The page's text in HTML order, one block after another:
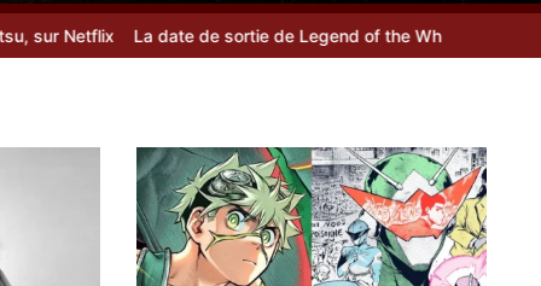
La date de sortie de Legend of the White Dragon dévoilée
10 juillet 2026 0
0